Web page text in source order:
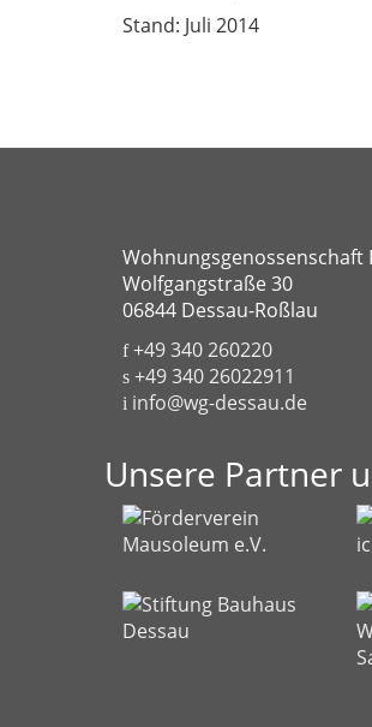
Stand: Juli 2014
Wohnungsgenossenschaft
Wolfgangstraße 30
06844 Dessau-Roßlau
+49 340 260220
+49 340 26022911
info@wg-dessau.de
Unsere Partner